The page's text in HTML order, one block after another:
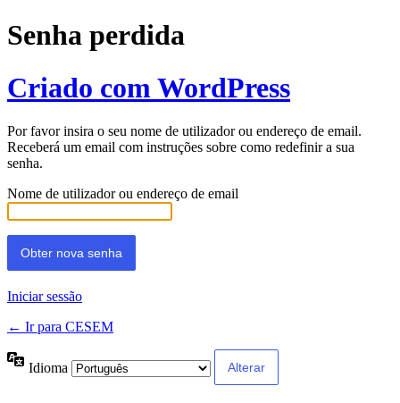
Senha perdida
Criado com WordPress
Por favor insira o seu nome de utilizador ou endereço de email.
Receberá um email com instruções sobre como redefinir a sua
senha.
Nome de utilizador ou endereço de email
Iniciar sessão
← Ir para CESEM
Idioma